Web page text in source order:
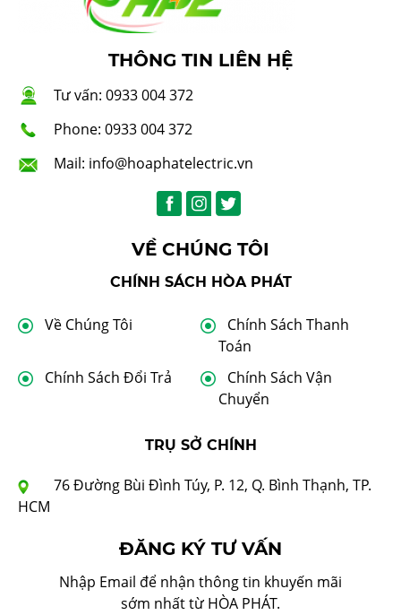
THÔNG TIN LIÊN HỆ
Tư vấn: 0933 004 372
Phone: 0933 004 372
Mail: info@hoaphatelectric.vn
VỀ CHÚNG TÔI
CHÍNH SÁCH HÒA PHÁT
Về Chúng Tôi
Chính Sách Thanh
Toán
Chính Sách Đổi Trả
Chính Sách Vận
Chuyển
TRỤ SỞ CHÍNH
76 Đường Bùi Đình Túy, P. 12, Q. Bình Thạnh, TP.
HCM
ĐĂNG KÝ TƯ VẤN
Nhập Email để nhận thông tin khuyến mãi
sớm nhất từ HÒA PHÁT.